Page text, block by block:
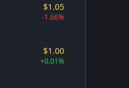
$1.05
-1.66%
$1.00
+0.01%